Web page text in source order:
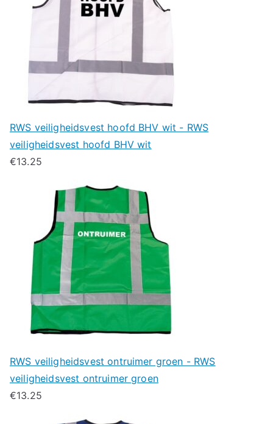
RWS veiligheidsvest hoofd BHV wit - RWS
veiligheidsvest hoofd BHV wit
€13.25
RWS veiligheidsvest ontruimer groen - RWS
veiligheidsvest ontruimer groen
€13.25